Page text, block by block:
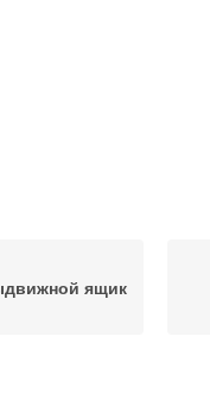
ящик